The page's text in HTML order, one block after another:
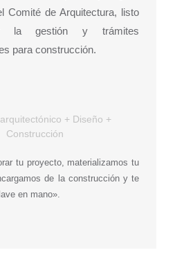
Comité de Arquitectura, listo
la gestión y trámites
para construcción.
+ Diseño +
Construcción
tu proyecto, materializamos tu
de la construcción y te
en mano».